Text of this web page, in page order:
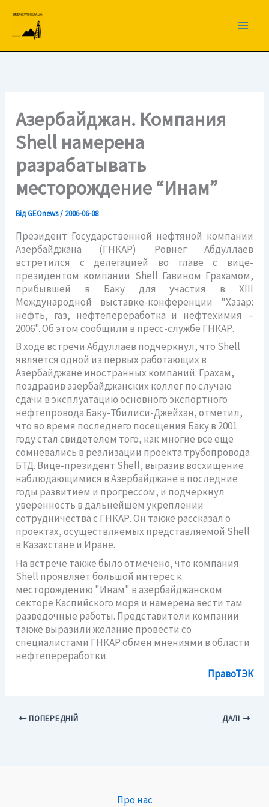
вмісту
Азербайджан. Компания
Shell намерена
разрабатывать
месторождение “Инам”
ВідGEOnews/ 2006-06-08
Президент Государственной нефтяной компании
Азербайджана (ГНКАР) Ровнег Абдуллаев
встретился с делегацией во главе с вице-
президентом компании Shell Гавином Грахамом,
прибывшей в Баку для участия в XIII
Международной выставке-конференции "Хазар:
нефть, газ, нефтепереработка и нефтехимия –
2006". Об этом сообщили в пресс-службе ГНКАР.
В ходе встречи Абдуллаев подчеркнул, что Shell
является одной из первых работающих в
Азербайджане иностранных компаний. Грахам,
поздравив азербайджанских коллег по случаю
сдачи в эксплуатацию основного экспортного
нефтепровода Баку-Тбилиси-Джейхан, отметил,
что во время последнего посещения Баку в 2001
году стал свидетелем того, как многие все еще
сомневались в реализации проекта трубопровода
БТД. Вице-президент Shell, выразив восхищение
наблюдающимися в Азербайджане в последние
годы развитием и прогрессом, и подчеркнул
уверенность в дальнейшем укреплении
сотрудничества с ГНКАР. Он также рассказал о
проектах, осуществляемых представляемой Shell
в Казахстане и Иране.
На встрече также было отмечено, что компания
Shell проявляет большой интерес к
месторождению "Инам" в азербайджанском
секторе Каспийского моря и намерена вести там
разведочные работы. Представители компании
также выразили желание провести со
специалистами ГНКАР обмен мнениями в области
нефтепереработки.
ПравоТЭК
ПОПЕРЕДНІЙ ДАЛІ
Про нас